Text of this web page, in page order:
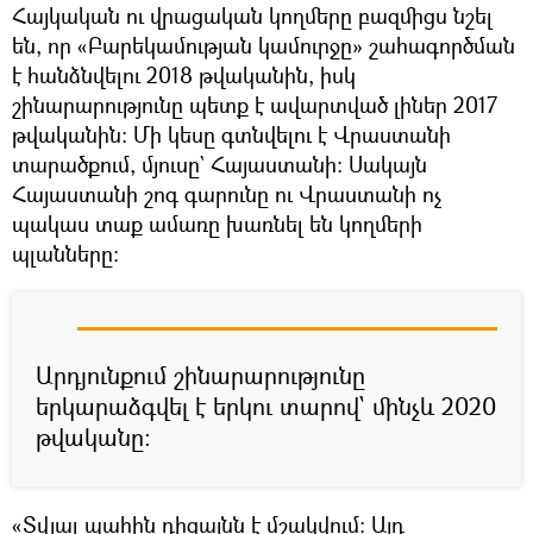
Հայկական ու վրացական կողմերը բազմիցս նշել
են, որ «Բարեկամության կամուրջը» շահագործման
է հանձնվելու 2018 թվականին, իսկ
շինարարությունը պետք է ավարտված լիներ 2017
թվականին։ Մի կեսը գտնվելու է Վրաստանի
տարածքում, մյուսը` Հայաստանի։ Սակայն
Հայաստանի շոգ գարունը ու Վրաստանի ոչ
պակաս տաք ամառը խառնել են կողմերի
պլանները։
Արդյունքում շինարարությունը
երկարաձգվել է երկու տարով` մինչև 2020
թվականը։
«Տվյալ պահին դիզայնն է մշակվում։ Այդ